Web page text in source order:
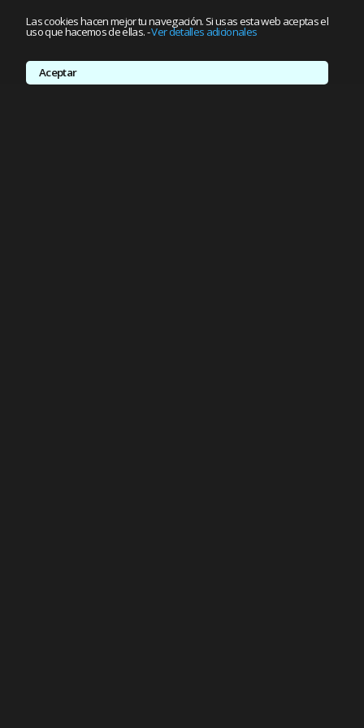
Las cookies hacen mejor tu navegación. Si usas esta web aceptas el
uso que hacemos de ellas.-Ver detalles adicionales
Aceptar